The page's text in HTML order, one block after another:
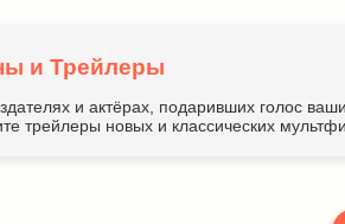
и Трейлеры
и актёрах, подаривших голос
трейлеры новых и классических